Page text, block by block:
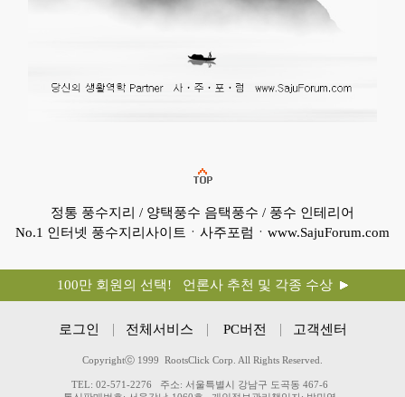
정통 풍수지리 / 양택풍수 음택풍수 / 풍수 인테리어
No.1 인터넷 풍수지리사이트ㆍ사주포럼ㆍwww.SajuForum.com
100만 회원의 선택! 언론사 추천 및 각종 수상
로그인 전체서비스 PC버전 고객센터
Copyrightⓒ 1999 RootsClick Corp. All Rights Reserved.
TEL: 02-571-2276
주소: 서울특별시 강남구 도곡동 467-6